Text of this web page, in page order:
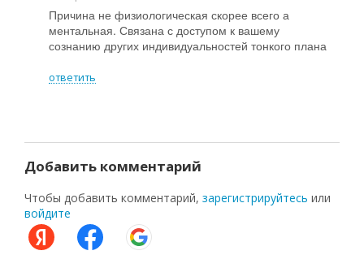
Причина не физиологическая скорее всего а
ментальная. Связана с доступом к вашему
сознанию других индивидуальностей тонкого плана
ответить
Добавить комментарий
Чтобы добавить комментарий, зарегистрируйтесь или
войдите